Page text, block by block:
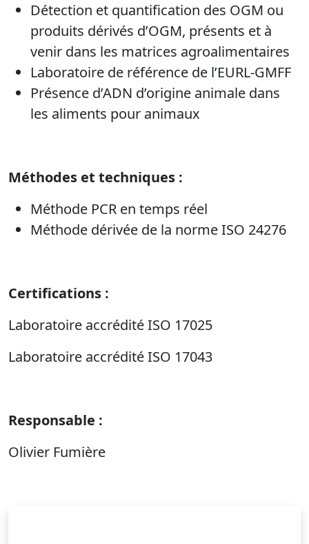
Détection et quantification des OGM ou
produits dérivés d’OGM, présents et à
venir dans les matrices agroalimentaires
Laboratoire de référence de l’EURL-GMFF
Présence d’ADN d’origine animale dans
les aliments pour animaux
Méthodes et techniques :
Méthode PCR en temps réel
Méthode dérivée de la norme ISO 24276
Certifications :
Laboratoire accrédité ISO 17025
Laboratoire accrédité ISO 17043
Responsable :
Olivier Fumière